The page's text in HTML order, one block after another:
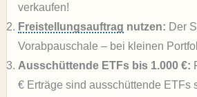
verkaufen!
Freistellungsauftrag nutzen: Der
Vorabpauschale – bei kleinen
Ausschüttende ETFs bis 1.000 €:
€ Erträge sind ausschüttende ETFs